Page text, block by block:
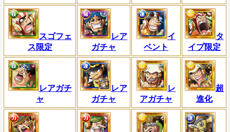
スゴフェ
ス限定
レア
ガチャ
イ
ベント
タ
イプ限定
レアガチ
ャ
レア
ガチャ
レ
アガチャ
超
進化